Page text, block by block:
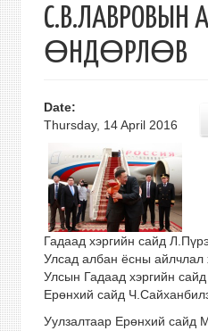
С.В.ЛАВРОВЫН
ӨНДӨРЛӨВ
Date:
Thursday, 14 April 2016
Гадаад хэргийн сайд
Улсад албан ёсны
Улсын Гадаад хэргийн
Ерөнхий сайд
Уулзалтаар Ерөнхий сайд